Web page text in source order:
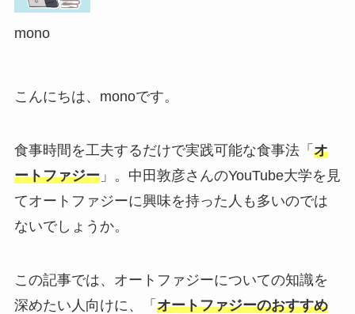
mono
こんにちは、monoです。
食事時間を工夫するだけで実践可能な食事法「 オ
ートファジー」。中田敦彦さんのYouTube大学を見
てオートファジーに興味を持った人も多いのでは
ないでしょうか。
この記事では、オートファジーについての知識を
深めたい人向けに、「 オートファジーのおすすめ